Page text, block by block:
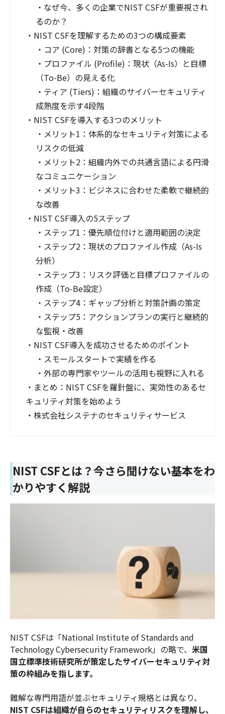
・ なぜ今、多くの企業でNIST CSFが重要視され
るのか？
・ NIST CSFを理解するための3つの構成要素
・ コア (Core)：対策の辞書となる5つの機能
・ プロファイル (Profile)：現状（As-Is）と目標
（To-Be）の見える化
・ ティア (Tiers)：組織のサイバーセキュリティ
成熟度を示す4段階
・ NIST CSFを導入する3つのメリット
・ メリット1：体系的なセキュリティ対策による
リスクの低減
・ メリット2：組織内外での共通言語による円滑
なコミュニケーション
・ メリット3：ビジネスに合わせた柔軟で継続的
な改善
・ NIST CSF導入の5ステップ
・ ステップ1：優先順位付けと適用範囲の決定
・ ステップ2：現状のプロファイル作成（As-Is
分析）
・ ステップ3：リスク評価と目標プロファイルの
作成（To-Be設定）
・ ステップ4：ギャップ分析と対策計画の策定
・ ステップ5：アクションプランの実行と継続的
な監視・改善
・ NIST CSF導入を成功させるためのポイント
・ スモールスタートで実績を作る
・ 外部の専門家やツールの活用も視野に入れる
・ まとめ：NIST CSFを羅針盤に、実効性のあるセ
キュリティ対策を始めよう
・ 株式会社システナのセキュリティサービス
NIST CSFとは？今さら聞けない基本をわ
かりやすく解説
NIST CSFは「National Institute of Standards and
Technology Cybersecurity Framework」の略で、 米国
国立標準技術研究所が策定したサイバーセキュリティ対
策の枠組みを指します。
難解な専門用語が並ぶセキュリティ規格とは異なり、
NIST CSFは組織が自らのセキュリティリスクを理解し、